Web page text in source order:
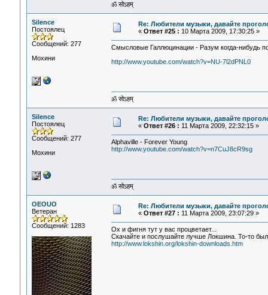
ॐ सोऽहम्
Silence
Постоялец
Сообщений: 277
Мохини
Re: Любители музыки, давайте
« Ответ #25 : 10 Марта 2009, 17:30:25 »
Смысловые Галлюцинации - Разум когда-нибудь
http://www.youtube.com/watch?v=NU-7l2dPNL0
ॐ सोऽहम्
Silence
Постоялец
Сообщений: 277
Мохини
Re: Любители музыки, давайте
« Ответ #26 : 11 Марта 2009, 22:32:15 »
Alphaville - Forever Young
http://www.youtube.com/watch?v=n7CuJ8cR9sg
ॐ सोऽहम्
OEOUO
Ветеран
Сообщений: 1283
Re: Любители музыки, давайте
« Ответ #27 : 11 Марта 2009, 23:07:29 »
Ох и фигня тут у вас процветает...
Скачайте и послушайте лучше Локшина. То-то
http://www.lokshin.org/lokshin-downloads.htm